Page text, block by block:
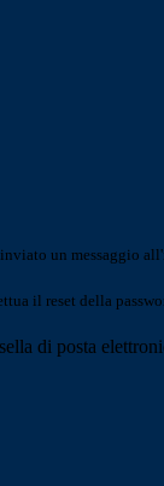
un messaggio
il reset della
di posta